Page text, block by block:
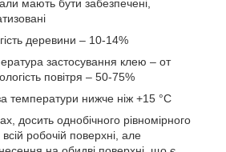
мають бути забезпечені,
деревини – 10-14%
застосування клею – от
повітря – 50-75%
температури нижче ніж +15 °C
досить однобічного рівномірного
робочій поверхні, але